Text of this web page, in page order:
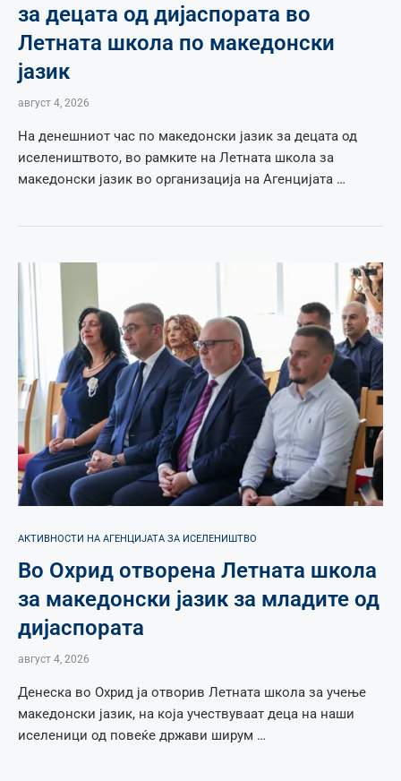
за децата од дијаспората во
Летната школа по македонски
јазик
август 4, 2026
На денешниот час по македонски јазик за децата од
иселеништвото, во рамките на Летната школа за
македонски јазик во организација на Агенцијата …
АКТИВНОСТИ НА АГЕНЦИЈАТА ЗА ИСЕЛЕНИШТВО
Во Охрид отворена Летната школа
за македонски јазик за младите од
дијаспората
август 4, 2026
Денеска во Охрид ја отворив Летната школа за учење
македонски јазик, на која учествуваат деца на наши
иселеници од повеќе држави ширум …